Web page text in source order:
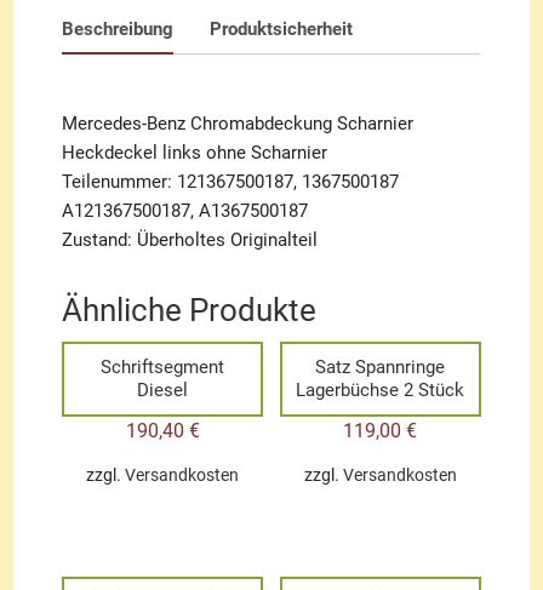
Beschreibung Produktsicherheit
Mercedes-Benz Chromabdeckung Scharnier
Heckdeckel links ohne Scharnier
Teilenummer: 121367500187, 1367500187
A121367500187, A1367500187
Zustand: Überholtes Originalteil
Ähnliche Produkte
Schriftsegment
Diesel
190,40 €
zzgl.Versandkosten
Satz Spannringe
Lagerbüchse 2 Stück
119,00€
zzgl. Versandkosten